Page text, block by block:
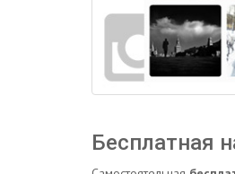
Бесплатная